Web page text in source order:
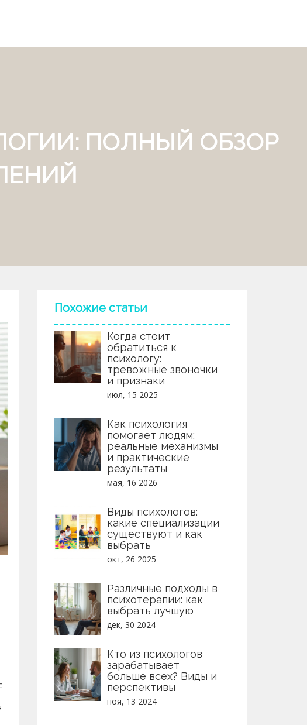
ПОЛНЫЙ ОБЗОР
Похожие статьи
Когда стоит
обратиться к
психологу:
тревожные звоночки
и признаки
июл, 15 2025
Как психология
помогает людям:
реальные механизмы
и практические
результаты
мая, 16 2026
Виды психологов:
какие специализации
существуют и как
выбрать
окт, 26 2025
Различные подходы в
психотерапии: как
выбрать лучшую
дек, 30 2024
Кто из психологов
зарабатывает
больше всех? Виды и
перспективы
ноя, 13 2024